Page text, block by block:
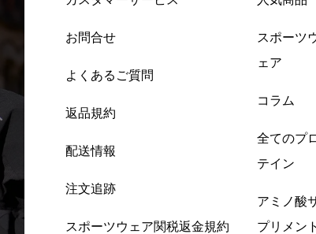
お問合せ
よくあるご質問
返品規約
配送情報
注文追跡
スポーツウェア関税返金規約
スポーツ
ェア
コラム
全てのプ
テイン
アミノ酸
プリメント